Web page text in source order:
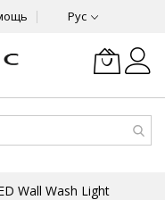
Рус
Wall Wash Light